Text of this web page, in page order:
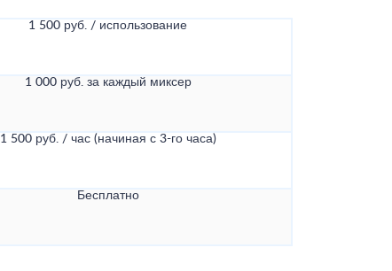
1 500 руб. / использование
1 000 руб. за каждый миксер
1 500 руб. / час (начиная с 3-го часа)
Бесплатно